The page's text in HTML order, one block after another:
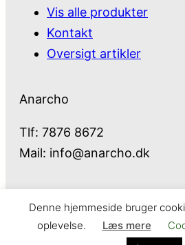
Vis alle produkter
Kontakt
Oversigt artikler
Anarcho
Tlf: 7876 8672
Mail: info@anarcho.dk
Anarcho – alt i Hårde
Denne hjemmeside bruger
oplevelse.
Læs mere